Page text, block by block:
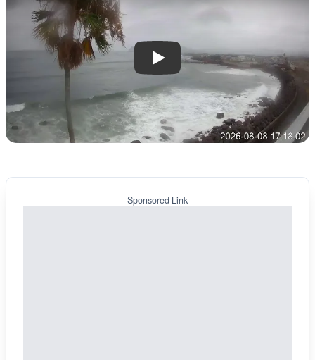
Play Play
Play
Sponsored Link